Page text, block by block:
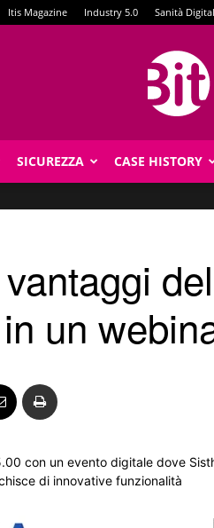
Itis Magazine Industry 5.0 Sanità
SICUREZZA CASE HISTORY
un
con un evento digitale dove
di innovative funzionalità